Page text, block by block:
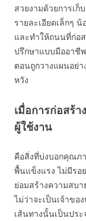
สวยงามด้วยการเก็
รายละเอียดเล็กๆ
และทำให้ถนนที่ก่อ
ปรึกษาแบบมืออาชี
ตอนถูกวางแผนอย่
หวัง
เมื่อการก่อสร้
ผู้ใช้งาน
คือสิ่งที่บ่งบอกคุณภ
พื้นแข็งแรง ไม่มีรอ
ย่อมสร้างความสบ
ไม่ว่าจะเป็นเจ้าขอ
เส้นทางนั้นเป็นปร